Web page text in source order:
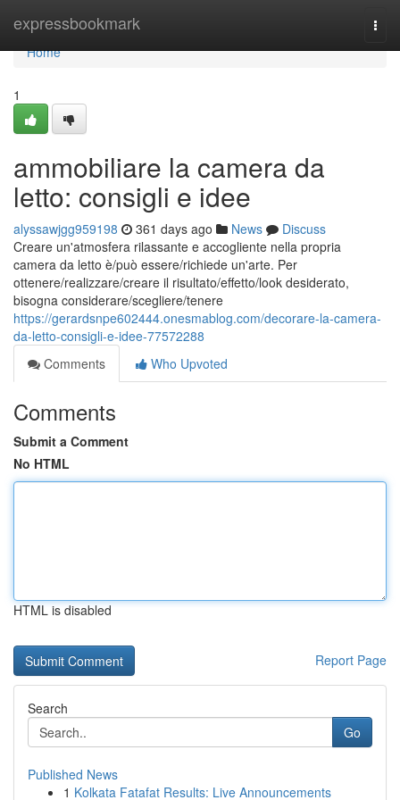
expressbookmark
Home
Home
1
ammobiliare la camera da
letto: consigli e idee
alyssawjgg959198 361 days ago News
Discuss
Creare un'atmosfera rilassante e accogliente nella propria
camera da letto è/può essere/richiede un'arte. Per
ottenere/realizzare/creare il risultato/effetto/look desiderato,
bisogna considerare/scegliere/tenere
https://gerardsnpe602444.onesmablog.com/decorare-la-camera-
da-letto-consigli-e-idee-77572288
Comments
Who Upvoted
Comments
Submit a Comment
No HTML
HTML is disabled
Report Page
Search
Go
Published News
1 Kolkata Fatafat Results: Live Announcements